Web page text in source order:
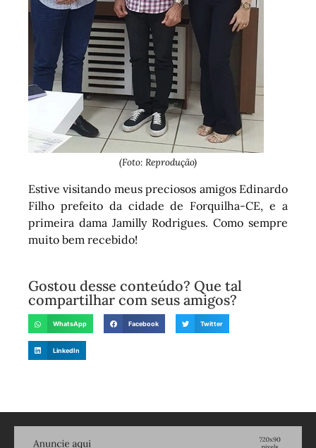
(Foto: Reprodução)
Estive visitando meus preciosos amigos Edinardo
Filho prefeito da cidade de Forquilha-CE, e a
primeira dama Jamilly Rodrigues. Como sempre
muito bem recebido!
Gostou desse conteúdo? Que tal
compartilhar com seus amigos?
WhatsApp Facebook Twitter
LinkedIn